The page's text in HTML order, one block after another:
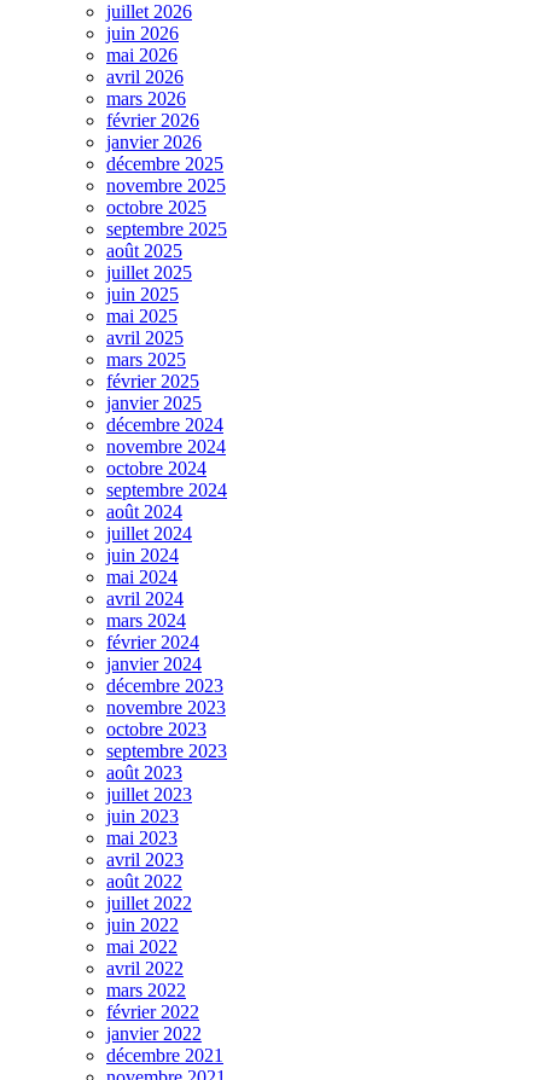
juillet 2026
juin 2026
mai 2026
avril 2026
mars 2026
février 2026
janvier 2026
décembre 2025
novembre 2025
octobre 2025
septembre 2025
août 2025
juillet 2025
juin 2025
mai 2025
avril 2025
mars 2025
février 2025
janvier 2025
décembre 2024
novembre 2024
octobre 2024
septembre 2024
août 2024
juillet 2024
juin 2024
mai 2024
avril 2024
mars 2024
février 2024
janvier 2024
décembre 2023
novembre 2023
octobre 2023
septembre 2023
août 2023
juillet 2023
juin 2023
mai 2023
avril 2023
août 2022
juillet 2022
juin 2022
mai 2022
avril 2022
mars 2022
février 2022
janvier 2022
décembre 2021